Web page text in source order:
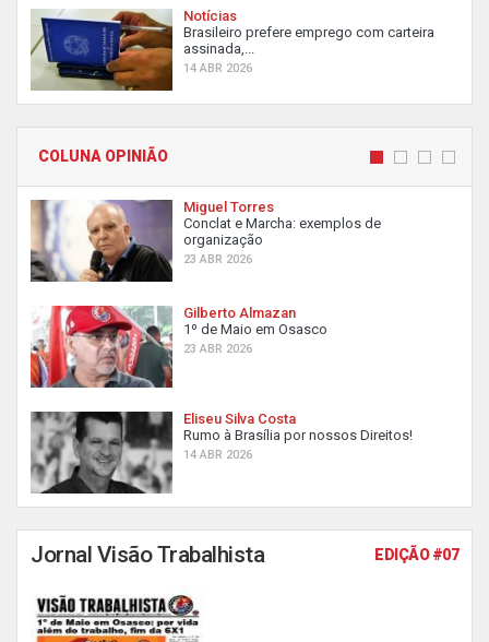
Notícias
Brasileiro prefere emprego com carteira
assinada,...
14 ABR 2026
COLUNA OPINIÃO
Miguel Torres
Conclat e Marcha: exemplos de
organização
23 ABR 2026
Gilberto Almazan
1º de Maio em Osasco
23 ABR 2026
Eliseu Silva Costa
Rumo à Brasília por nossos Direitos!
14 ABR 2026
Jornal Visão Trabalhista EDIÇÃO #07